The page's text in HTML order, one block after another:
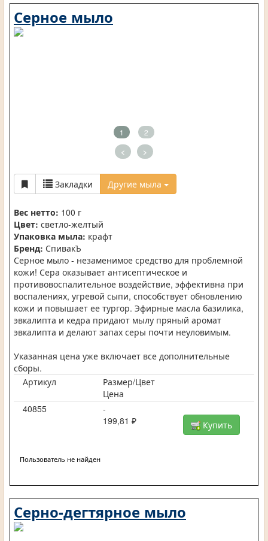
Серное мыло
1 2
< >
Закладки Другие мыла
Вес нетто: 100 г
Цвет: светло-желтый
Упаковка мыла: крафт
Бренд: СпивакЪ
Серное мыло - незаменимое средство для проблемной
кожи! Сера оказывает антисептическое и
противовоспалительное воздействие, эффективна при
воспалениях, угревой сыпи, способствует обновлению
кожи и повышает ее тургор. Эфирные масла базилика,
эвкалипта и кедра придают мылу пряный аромат
эвкалипта и делают запах серы почти неуловимым.
Указанная цена уже включает все дополнительные
сборы.
Артикул
Размер/Цвет
Цена
40855
-
199,81 ₽
Купить
Пользователь не найден
Серно-дегтярное мыло